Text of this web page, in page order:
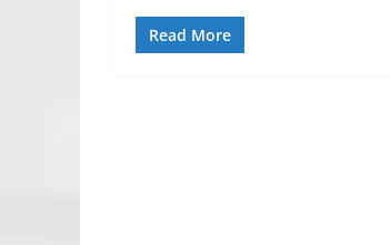
Read More